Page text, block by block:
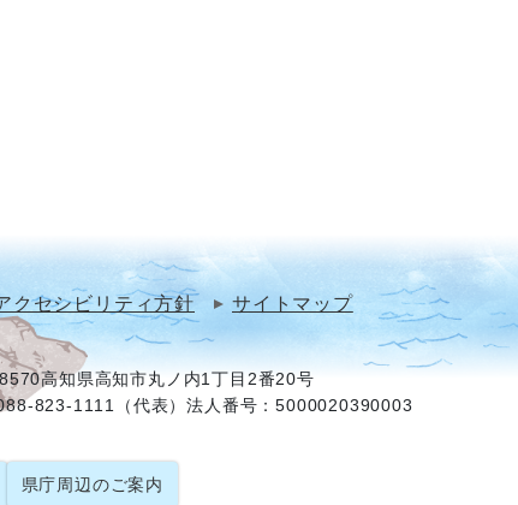
クセシビリティ方針 サイトマップ
高知県高知市丸ノ内1丁目2番20号
823-1111（代表）法人番号：5000020390003
県庁周辺のご案内